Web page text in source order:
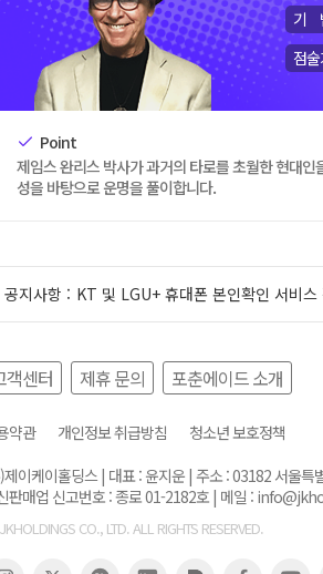
기
점술
Point
제임스 완리스 박사가 과거의 타로를 초월한 현대인
성을 바탕으로 운명을 풀이합니다.
공지사항 : KT 및 LGU+ 휴대폰 본인확인 서비스
객센터 제휴 문의 포춘에이드 소개
약관 개인정보 취급방침
청소년 보호정책
제이케이홀딩스 | 대표 : 윤지운 | 주소 : 03182 서울
판매업 신고번호 : 종로 01-2182호 | 메일 :
CO., LTD. ALL RIGHTS RESERVED.